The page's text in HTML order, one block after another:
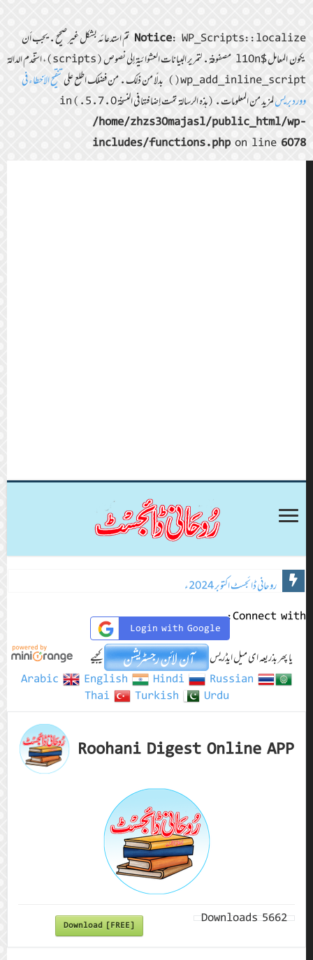
Notice : WP_Scripts::localize تمّ استدعائه بشكل غير صحيح. يجب أن
يكون المعامل $l10n مصفوفة. لتمرير البيانات العشوائية إلى نصوص (scripts)، استخدم الدالة
wp_add_inline_script() بدلًا من ذلك. من فضلك اطلع على
تنقيح الأخطاء في
ووردبريسلمزيد من المعلومات. (هذه الرسالة تمّت إضافتها في النسخة 5.7.0.) in
/home/zhzs30majasl/public_html/wp-
includes/functions.phpon line 6078
روحانی ڈائجسٹ اکتوبر 2024ء
Connect with:
Login with Google
یا پھر بذریعہ ای میل ایڈریس
کیجیے
Arabic
English Hindi
Russian
Thai
Turkish Urdu
Roohani Digest Online APP
Download [FREE] 5662
Downloads